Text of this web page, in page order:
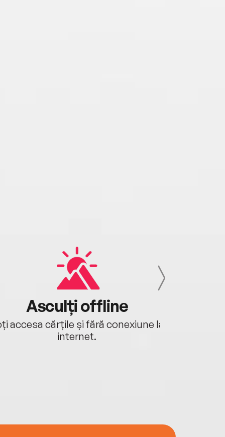
Asculți offline
accesa cărțile și fără conexiune la
internet.